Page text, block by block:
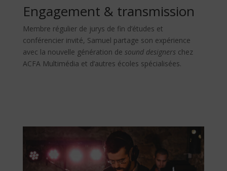
Engagement & transmission
Membre régulier de jurys de fin d’études et
conférencier invité, Samuel partage son expérience
avec la nouvelle génération de sound designers chez
ACFA Multimédia et d’autres écoles spécialisées.